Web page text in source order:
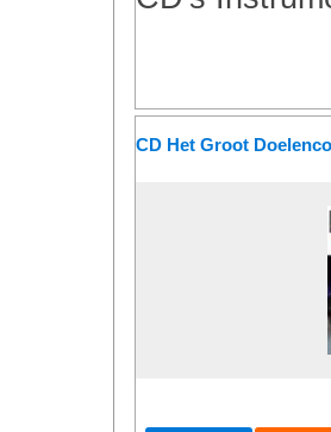
CD Het Groot